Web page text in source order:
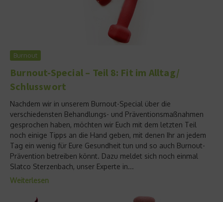
Burnout
Burnout-Special – Teil 8: Fit im Alltag/
Schlusswort
Nachdem wir in unserem Burnout-Special über die
verschiedensten Behandlungs- und Präventionsmaßnahmen
gesprochen haben, möchten wir Euch mit dem letzten Teil
noch einige Tipps an die Hand geben, mit denen Ihr an jedem
Tag ein wenig für Eure Gesundheit tun und so auch Burnout-
Prävention betreiben könnt. Dazu meldet sich noch einmal
Slatco Sterzenbach, unser Experte in...
Weiterlesen